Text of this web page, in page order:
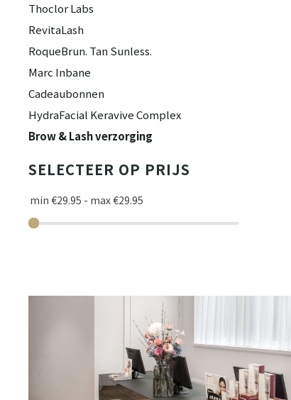
Thoclor Labs
RevitaLash
RoqueBrun. Tan Sunless.
Marc Inbane
Cadeaubonnen
HydraFacial Keravive Complex
Brow & Lash verzorging
SELECTEER OP PRIJS